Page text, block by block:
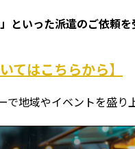
といった派遣のご依頼
てはこちらから】
地域やイベントを盛り